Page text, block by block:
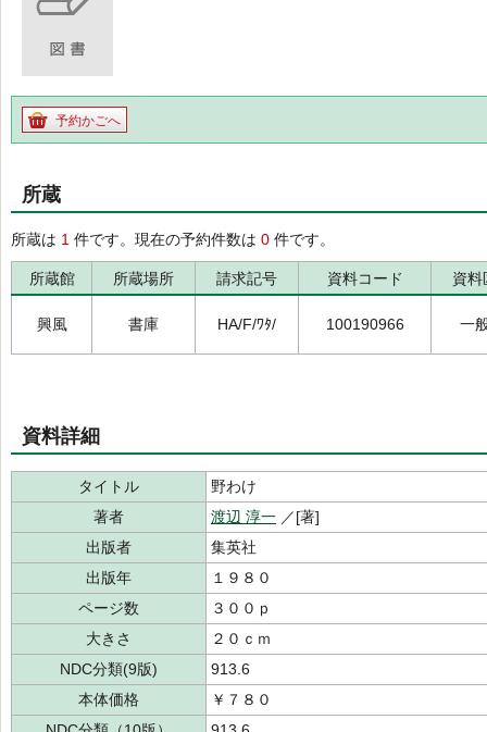
予約かごへ
所蔵
所蔵は 1 件です。現在の予約件数は 0 件です。
所蔵館 所蔵場所 請求記号 資料コード 資料
興風 書庫 HA/F/ﾜﾀ/ 100190966 一
資料詳細
タイトル
野わけ
著者
渡辺 淳一 ／[著]
出版者
集英社
出版年
１９８０
ページ数
３００ｐ
大きさ
２０ｃｍ
NDC分類(9版)
913.6
本体価格
￥７８０